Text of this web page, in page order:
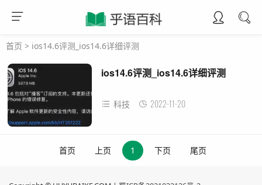
首页 > ios14.6评测_ios14.6详细评测
ios14.6评测_ios14.6详细评测
科技 2022-11-20
首页 上页 1 下页 尾页